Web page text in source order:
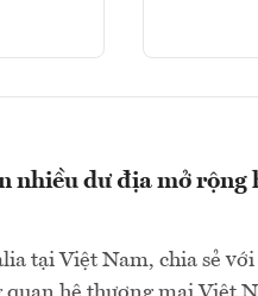
nhiều dư địa mở rộng
tại Việt Nam, chia sẻ